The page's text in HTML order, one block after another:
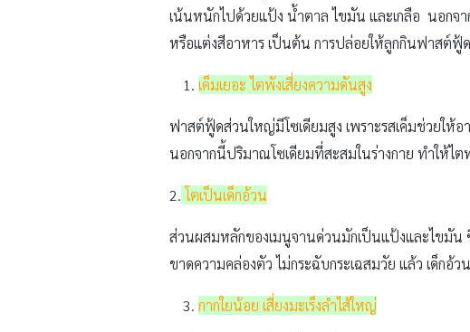
เน้นหนักไปด้วยแป้ง น้ำตาล ไขมัน และเกลือ นอกจ
หรือแต่งสีอาหาร เป็นต้น การปล่อยให้ลูกกินฟาสต์ฟู้
เค็มเยอะ ไตพังเสี่ยงความดันสูง
ฟาสต์ฟู้ดส่วนใหญ่มีโซเดียมสูง เพราะรสเค็มช่วยให้
นอกจากนี้ปริมาณโซเดียมที่สะสมในร่างกาย ทำให้ไ
2. โตเป็นเด็กอ้วน
ส่วนผสมหลักของเมนูจานด่วนมักเป็นแป้งและไขมัน
ขาดความคล่องตัว ไม่กระฉับกระเฉสมวัย แล้ว เด็ก
กากใยน้อย เสี่ยงมะเร็งลำไส้ใหญ่